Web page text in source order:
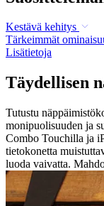
Kestävä kehitys
Tärkeimmät
Lisätietoja
Täydellisen
Tutustu
monipuolisuuden ja
Combo Touchilla ja
tietokonetta
luoda vaivatta.